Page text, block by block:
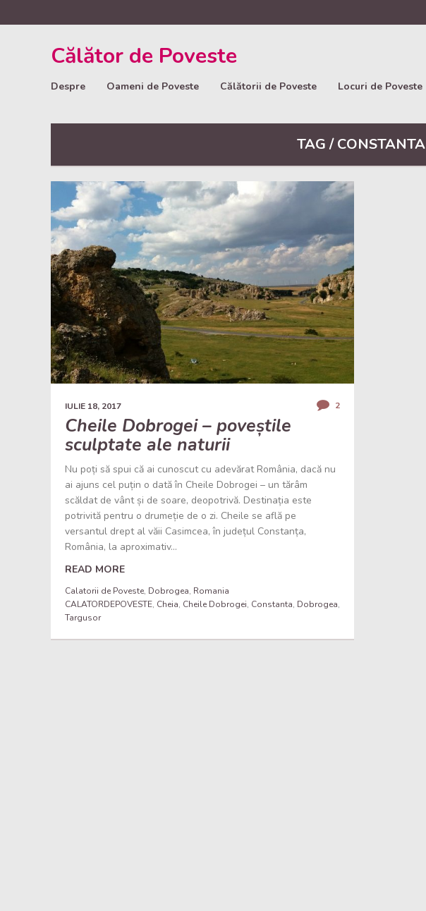
Călător de Poveste
Despre Oameni de Poveste Călătorii de Poveste Locuri de Poveste
TAG / CONSTANTA
IULIE 18, 2017 2
Cheile Dobrogei – poveștile
sculptate ale naturii
Nu poți să spui că ai cunoscut cu adevărat România, dacă nu
ai ajuns cel puțin o dată în Cheile Dobrogei – un tărâm
scăldat de vânt și de soare, deopotrivă. Destinația este
potrivită pentru o drumeție de o zi. Cheile se află pe
versantul drept al văii Casimcea, în județul Constanța,
România, la aproximativ...
READ MORE
Calatorii de Poveste, Dobrogea, Romania
CALATORDEPOVESTE, Cheia, Cheile Dobrogei, Constanta, Dobrogea,
Targusor